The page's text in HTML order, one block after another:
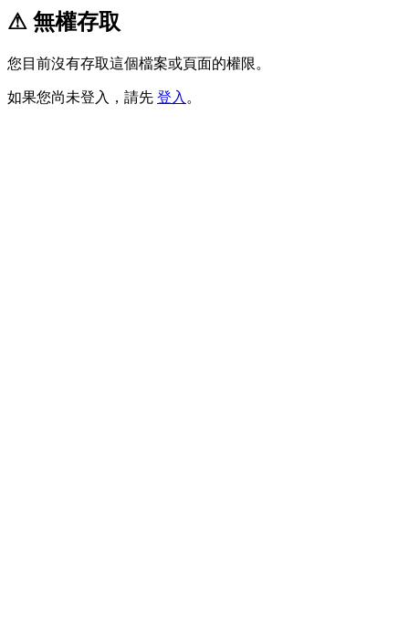
⚠ 無權存取
您目前沒有存取這個檔案或頁面的權限。
如果您尚未登入，請先 登入 。